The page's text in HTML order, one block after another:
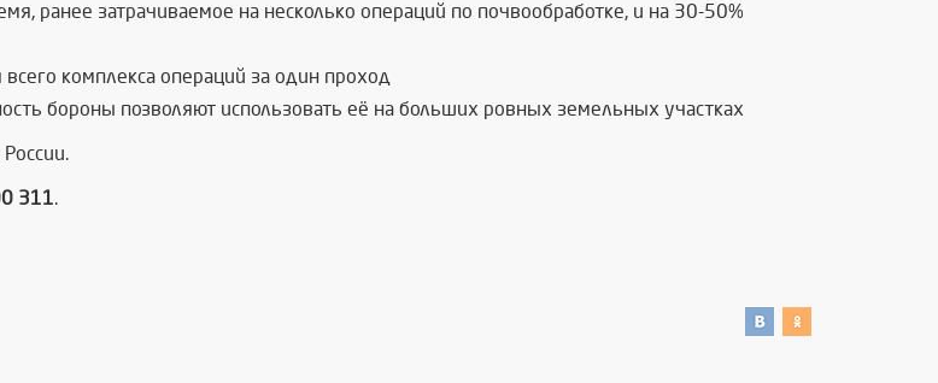
ранее затрачиваемое на несколько операций по почвообработке, и на 30-50%
комплекса операций за один проход
бороны позволяют использовать её на больших ровных земельных участках
311.